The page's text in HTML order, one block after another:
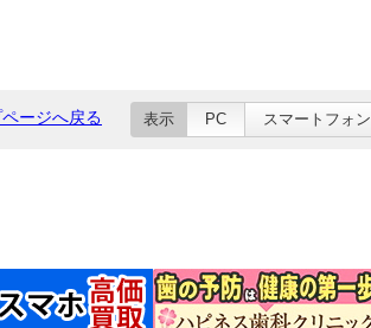
ページへ戻る 表示 PC スマートフォン